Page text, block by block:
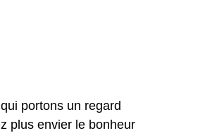
portons un regard
plus envier le bonheur